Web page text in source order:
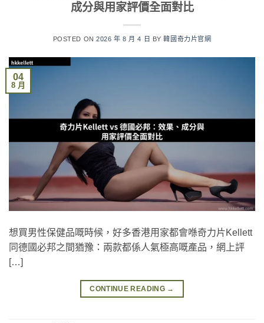
成分與用家評價全面對比
POSTED ON2026 年 8 月 4 日 BY韓國奇力片官網
04
8 月
想買男性保健品嘅時候，好多香港用家都會喺奇力片Kellett
同德國必邦之間猶豫：兩款都係人氣極高嘅產品，網上評
[…]
CONTINUE READING →